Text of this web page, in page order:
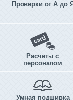
Проверки от А до Я
Расчеты с
персоналом
Умная подшивка